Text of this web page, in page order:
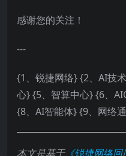
感谢您的关注！
---
{1、锐捷网络} {2、AI技
心} {5、智算中心} {6、
{8、AI智能体} {9、网络
本文是基于《锐捷网络回